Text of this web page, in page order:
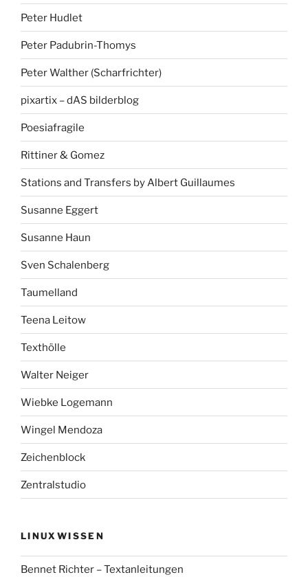
Peter Hudlet
Peter Padubrin-Thomys
Peter Walther (Scharfrichter)
pixartix – dAS bilderblog
Poesiafragile
Rittiner & Gomez
Stations and Transfers by Albert Guillaumes
Susanne Eggert
Susanne Haun
Sven Schalenberg
Taumelland
Teena Leitow
Texthölle
Walter Neiger
Wiebke Logemann
Wingel Mendoza
Zeichenblock
Zentralstudio
LINUXWISSEN
Bennet Richter – Textanleitungen